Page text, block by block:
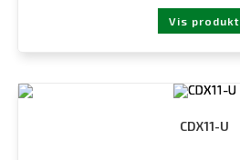
Vis produkt
CDX11-U